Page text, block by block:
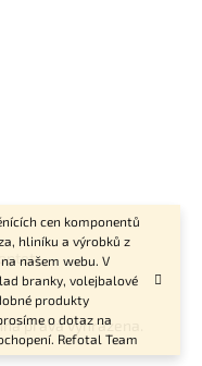
cen komponentů
hliníku a výrobků z
našem webu. V
branky, volejbalové
produkty
o dotaz na
Refotal Team
práva vyhrazena.